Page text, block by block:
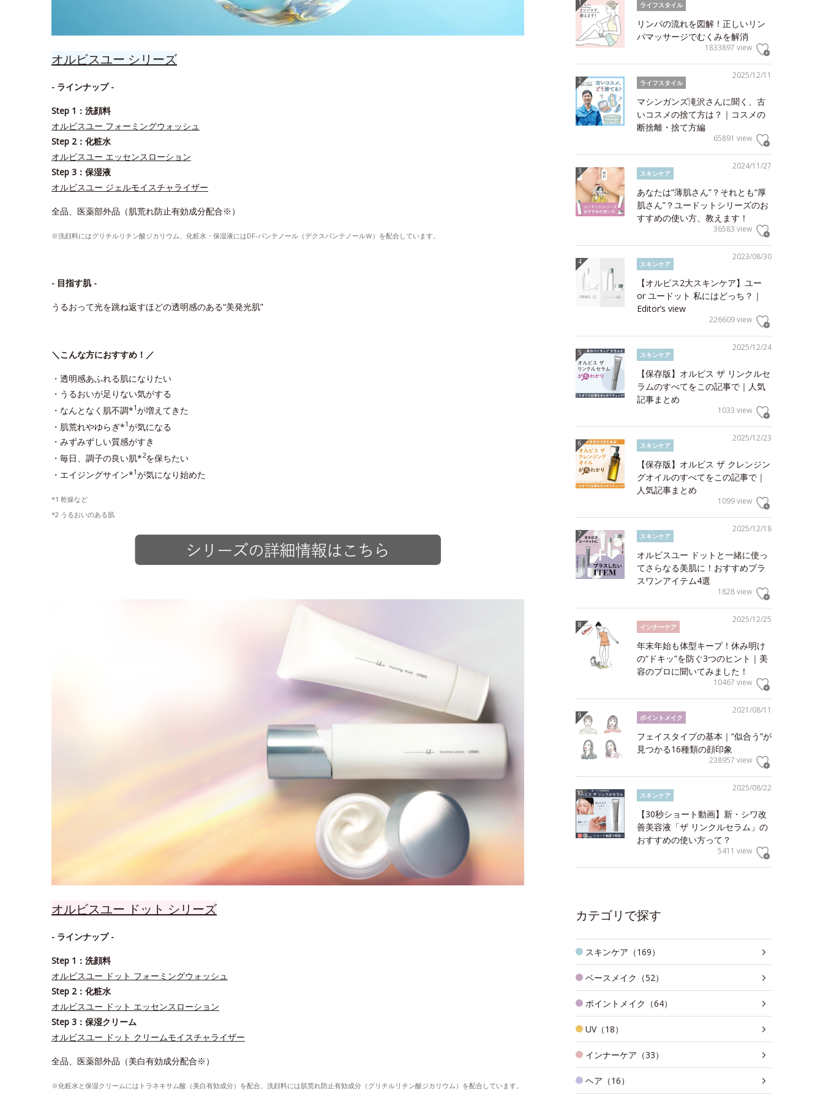
オルビスユー シリーズ
- ラインナップ -
Step 1：洗顔料
オルビスユー フォーミングウォッシュ
Step 2：化粧水
オルビスユー エッセンスローション
Step 3：保湿液
オルビスユー ジェルモイスチャライザー
全品、医薬部外品（肌荒れ防止有効成分配合※）
※洗顔料にはグリチルリチン酸ジカリウム、化粧水・保湿液にはDF-パンテノール（デクスパンテノールＷ）を配合しています。
- 目指す肌 -
うるおって光を跳ね返すほどの透明感のある“美発光肌”
＼こんな方におすすめ！／
・透明感あふれる肌になりたい
・うるおいが足りない気がする
・なんとなく肌不調*1が増えてきた
・肌荒れやゆらぎ*1が気になる
・みずみずしい質感がすき
・毎日、調子の良い肌*2を保ちたい
・エイジングサイン*1が気になり始めた
*1 乾燥など
*2 うるおいのある肌
オルビスユー ドット シリーズ
- ラインナップ -
Step 1：洗顔料
オルビスユー ドット フォーミングウォッシュ
Step 2：化粧水
オルビスユー ドット エッセンスローション
Step 3：保湿クリーム
オルビスユー ドット クリームモイスチャライザー
全品、医薬部外品（美白有効成分配合※）
※化粧水と保湿クリームにはトラネキサム酸（美白有効成分）を配合。洗顔料には肌荒れ防止有効成分（グリチルリチン酸ジカリウム）を配合しています。
ライフスタイル
リンパの流れを図解！正しいリン
パマッサージでむくみを解消
1833897 view
2025/12/11
ライフスタイル
マシンガンズ滝沢さんに聞く、古
いコスメの捨て方は？｜コスメの
断捨離・捨て方編
65891 view
2024/11/27
スキンケア
あなたは“薄肌さん”？それとも“厚
肌さん”？ユードットシリーズのお
すすめの使い方、教えます！
36583 view
2023/08/30
スキンケア
【オルビス2大スキンケア】ユー
or ユードット 私にはどっち？｜
Editor’s view
226609 view
2025/12/24
スキンケア
【保存版】オルビス ザ リンクルセ
ラムのすべてをこの記事で｜人気
記事まとめ
1033 view
2025/12/23
スキンケア
【保存版】オルビス ザ クレンジン
グオイルのすべてをこの記事で｜
人気記事まとめ
1099 view
2025/12/18
スキンケア
オルビスユー ドットと一緒に使っ
てさらなる美肌に！おすすめプラ
スワンアイテム4選
1828 view
2025/12/25
インナーケア
年末年始も体型キープ！休み明け
の“ドキッ”を防ぐ3つのヒント｜美
容のプロに聞いてみました！
10467 view
2021/08/11
ポイントメイク
フェイスタイプの基本｜“似合う”が
見つかる16種類の顔印象
238957 view
2025/08/22
スキンケア
【30秒ショート動画】新・シワ改
善美容液「ザ リンクルセラム」の
おすすめの使い方って？
5411 view
カテゴリで探す
スキンケア（169）
ベースメイク（52）
ポイントメイク（64）
UV（18）
インナーケア（33）
ヘア（16）